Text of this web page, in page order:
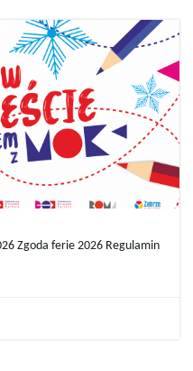
Zgoda ferie 2026 Regulamin